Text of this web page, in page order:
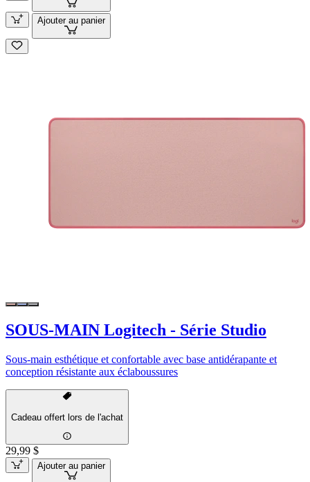
Ajouter au panier
SOUS-MAIN Logitech - Série Studio
Sous-main esthétique et confortable avec base antidérapante et
conception résistante aux éclaboussures
Cadeau offert lors de l'achat
29,99 $
Ajouter au panier